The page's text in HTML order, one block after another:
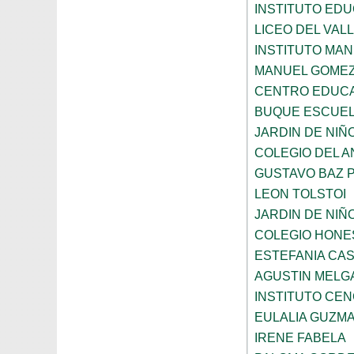
INSTITUTO
LICEO DEL
INSTITUTO
MANUEL
CENTRO
BUQUE
JARDIN DE
COLEGIO DEL
GUSTAVO BAZ
LEON TOLSTOI
JARDIN DE
COLEGIO
ESTEFANIA
AGUSTIN
INSTITUTO
EULALIA
IRENE FABELA